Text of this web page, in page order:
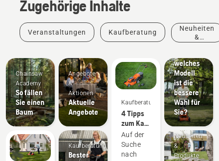
Zugehörige Inhalte
Veranstaltungen Kaufberatung
Neuheiten
&
Chainsaw
Academy
So fällen
Sie einen
Baum
Angebote
&
Aktionen
Aktuelle
Angebote
Kaufberatung
Bester
Kaufberatung
4 Tipps
zum Kauf
eines
Rasenmähers
Auf der
Suche
nach
zu
Benzin-
Rasenmähern
welches
Modell
ist die
bessere
Wahl für
Sie?
Neuheiten
&
Produkte